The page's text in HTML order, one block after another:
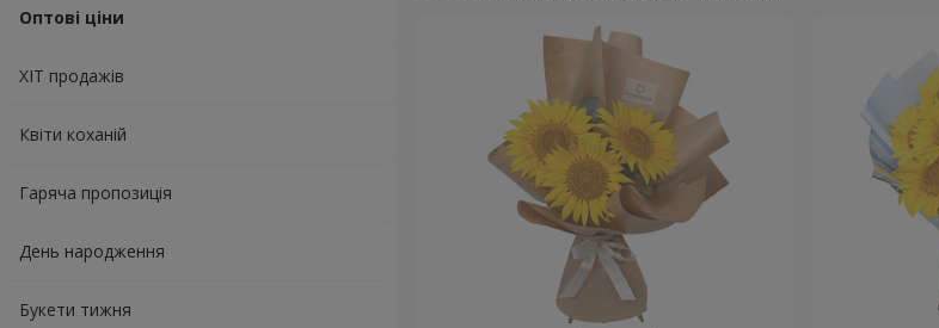
Оптові ціни
ХІТ продажів
Квіти коханій
Гаряча пропозиція
День народження
Букети тижня